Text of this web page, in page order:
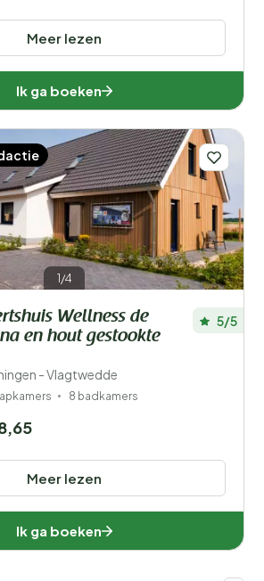
Meer lezen
Ik ga boeken
1/4
Wellness de
en hout gestookte
- Vlagtwedde
5/5
8 badkamers
Meer lezen
Ik ga boeken